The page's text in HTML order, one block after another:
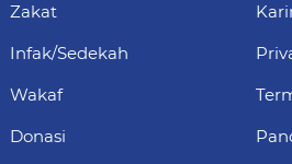
Zakat
Infak/Sedekah
Wakaf
Donasi